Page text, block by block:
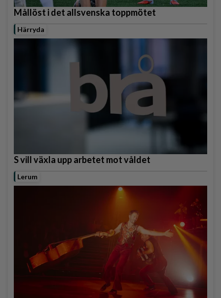
Mållöst i det allsvenska toppmötet
Härryda
S vill växla upp arbetet mot våldet
Lerum